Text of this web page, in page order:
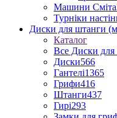
Машини Сміта
Турніки
Диски для штанги
Каталог
Все Диски для
Диски566
Гантелі1365
Грифи416
Штанги437
Гирі293